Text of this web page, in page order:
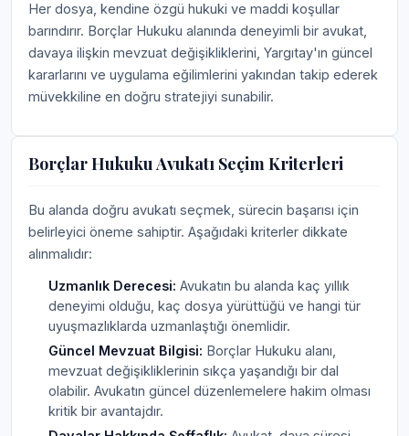
Her dosya, kendine özgü hukuki ve maddi koşullar
barındırır. Borçlar Hukuku alanında deneyimli bir avukat,
davaya ilişkin mevzuat değişikliklerini, Yargıtay'ın güncel
kararlarını ve uygulama eğilimlerini yakından takip ederek
müvekkiline en doğru stratejiyi sunabilir.
Borçlar Hukuku Avukatı Seçim Kriterleri
Bu alanda doğru avukatı seçmek, sürecin başarısı için
belirleyici öneme sahiptir. Aşağıdaki kriterler dikkate
alınmalıdır:
Uzmanlık Derecesi: Avukatın bu alanda kaç yıllık
deneyimi olduğu, kaç dosya yürüttüğü ve hangi tür
uyuşmazlıklarda uzmanlaştığı önemlidir.
Güncel Mevzuat Bilgisi: Borçlar Hukuku alanı,
mevzuat değişikliklerinin sıkça yaşandığı bir dal
olabilir. Avukatın güncel düzenlemelere hakim olması
kritik bir avantajdır.